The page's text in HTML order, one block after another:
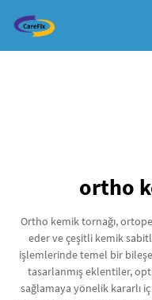
ortho
Ortho kemik tornağı,
eder ve çeşitli kemik
işlemlerinde temel bir
tasarlanmış eklentiler,
sağlamaya yönelik kararlı